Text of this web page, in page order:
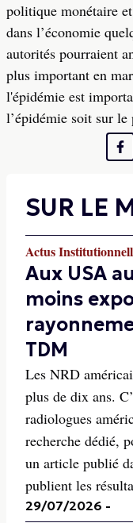
politique monétaire
dans l’économie
autorités pourraient
plus important en
l'épidémie est
l’épidémie soit sur
SUR LE
Actus
Aux USA
moins
TDM
Les NRD
plus de dix ans.
radiologues
recherche dédié,
un article publié
publient les
29/07/2026 -